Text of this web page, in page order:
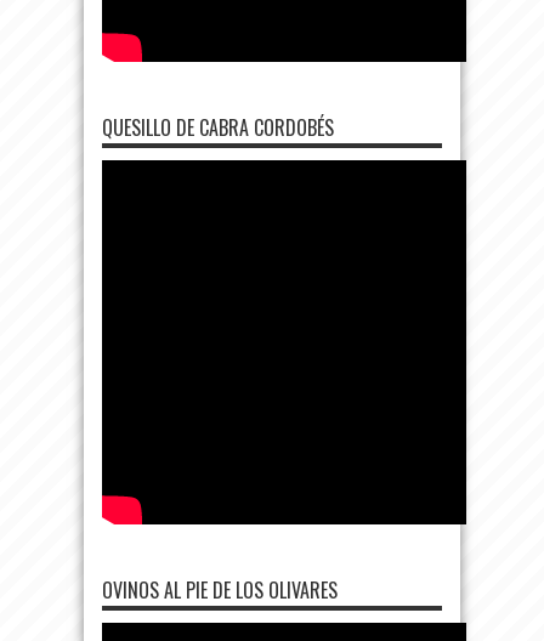
QUESILLO DE CABRA CORDOBÉS
OVINOS AL PIE DE LOS OLIVARES